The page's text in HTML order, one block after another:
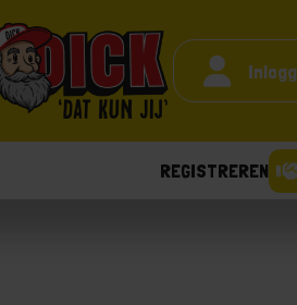
REGISTREREN